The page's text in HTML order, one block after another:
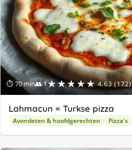
⏱ 70 min👥 1★★★★★ 4.63 (172)
Lahmacun = Turkse pizza
Avondeten & hoofdgerechten Pizza's